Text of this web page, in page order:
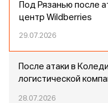
Под Рязанью после
центр Wildberries
29.07.2026
После атаки в
логистической
28.07.2026